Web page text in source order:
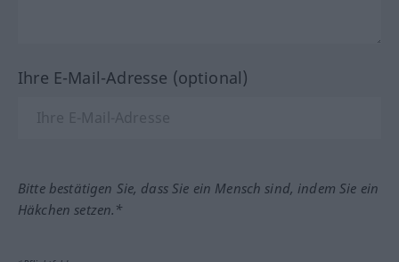
Ihre E-Mail-Adresse (optional)
Bitte bestätigen Sie, dass Sie ein Mensch sind, indem Sie ein
Häkchen setzen.*